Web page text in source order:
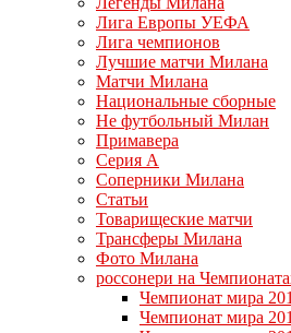
Лига Европы УЕФА
Лига чемпионов
Лучшие матчи Милана
Матчи Милана
Национальные сборные
Не футбольный Милан
Примавера
Серия А
Соперники Милана
Статьи
Товарищеские матчи
Трансферы Милана
Фото Милана
россонери на
Чемпионат мира
Чемпионат мира